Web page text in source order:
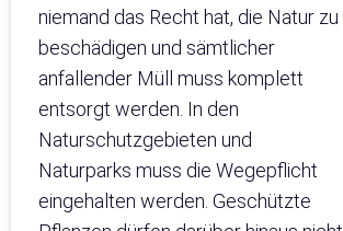
niemand das Recht hat, die Natur zu
beschädigen und sämtlicher
anfallender Müll muss komplett
entsorgt werden. In den
Naturschutzgebieten und
Naturparks muss die Wegepflicht
eingehalten werden. Geschützte